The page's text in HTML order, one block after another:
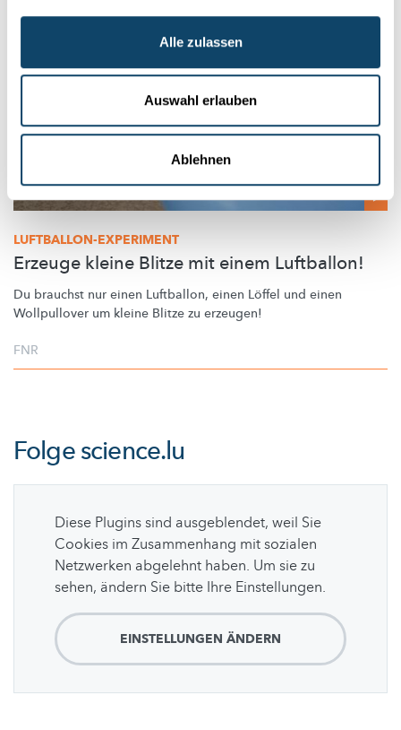
Alle zulassen
Auswahl erlauben
Ablehnen
LUFTBALLON-EXPERIMENT
Erzeuge kleine Blitze mit einem Luftballon!
Du brauchst nur einen Luftballon, einen Löffel und einen
Wollpullover um kleine Blitze zu erzeugen!
FNR
Folgescience.lu
Diese Plugins sind ausgeblendet, weil Sie
Cookies im Zusammenhang mit sozialen
Netzwerken abgelehnt haben. Um sie zu
sehen, ändern Sie bitte Ihre Einstellungen.
EINSTELLUNGEN ÄNDERN